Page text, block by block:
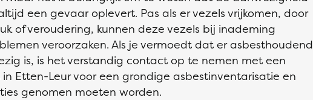
een gevaar oplevert. Pas als er vezels vrijkomen, door
of veroudering, kunnen deze vezels bij inademing
veroorzaken. Als je vermoedt dat er asbesthoudend
is, is het verstandig contact op te nemen met een
Etten-Leur voor een grondige asbestinventarisatie en
genomen moeten worden.